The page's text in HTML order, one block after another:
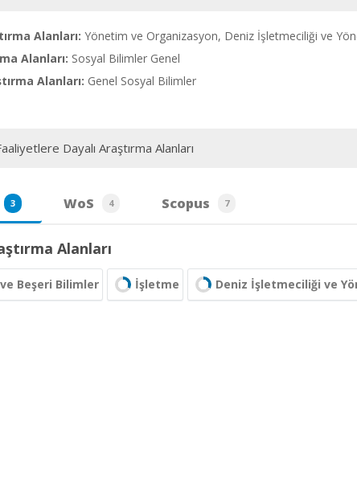
Alanları: Yönetim ve Organizasyon, Deniz İşletmeciliği ve
Alanları: Sosyal Bilimler Genel
Alanları: Genel Sosyal Bilimler
Dayalı Araştırma Alanları
3 WoS 4 Scopus 7
Alanları
Beşeri Bilimler İşletme Deniz İşletmeciliği ve